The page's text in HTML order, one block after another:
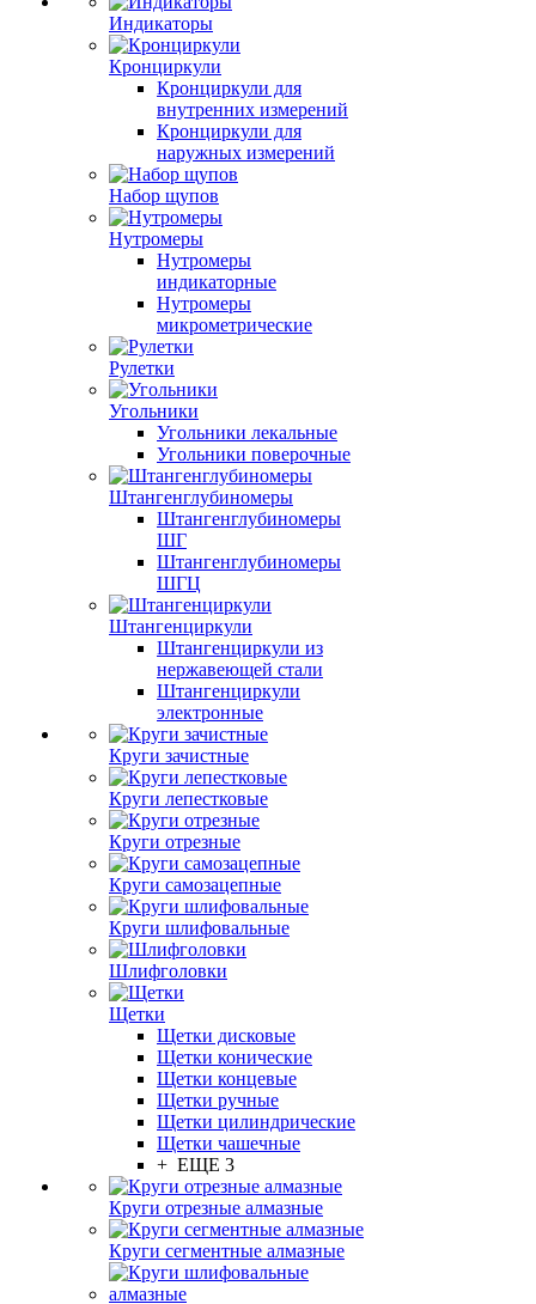
Индикаторы
Кронциркули
Кронциркули для
внутренних измерений
Кронциркули для
наружных измерений
Набор щупов
Нутромеры
Нутромеры
индикаторные
Нутромеры
микрометрические
Рулетки
Угольники
Угольники лекальные
Угольники поверочные
Штангенглубиномеры
Штангенглубиномеры
ШГ
Штангенглубиномеры
ШГЦ
Штангенциркули
Штангенциркули из
нержавеющей стали
Штангенциркули
электронные
Круги зачистные
Круги лепестковые
Круги отрезные
Круги самозацепные
Круги шлифовальные
Шлифголовки
Щетки
Щетки дисковые
Щетки конические
Щетки концевые
Щетки ручные
Щетки цилиндрические
Щетки чашечные
+ ЕЩЕ 3
Круги отрезные алмазные
Круги сегментные алмазные